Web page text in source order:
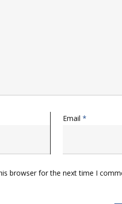
Email *
browser for the next time I